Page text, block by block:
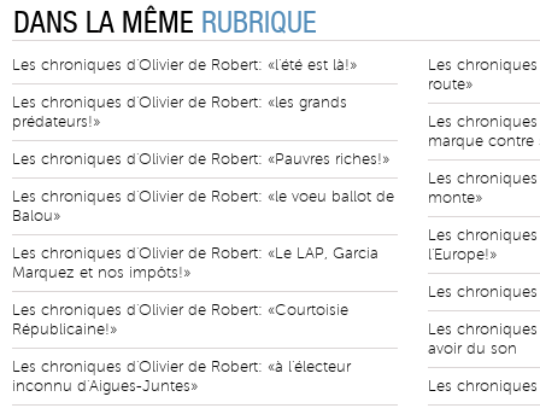
DANS LA MÊME RUBRIQUE
Les chroniques d'Olivier de Robert: «l'été est là!»
Les chroniques d'Olivier de Robert: «les grands
prédateurs!»
Les chroniques d'Olivier de Robert: «Pauvres riches!»
Les chroniques d'Olivier de Robert: «le voeu ballot de
Balou»
Les chroniques d'Olivier de Robert: «Le LAP, Garcia
Marquez et nos impôts!»
Les chroniques d'Olivier de Robert: «Courtoisie
Républicaine!»
Les chroniques d'Olivier de Robert: «à l'électeur
inconnu d'Aigues-Juntes»
Les
route»
Les
marque contre
Les
monte»
Les
l'Europe!»
Les
Les
avoir du son
Les